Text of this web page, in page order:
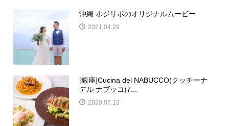
沖縄 ポジリポのオリジナルムービー
2021.04.29
[銀座]Cucina del NABUCCO(クッチーナ
デル ナブッコ)7...
2020.07.13